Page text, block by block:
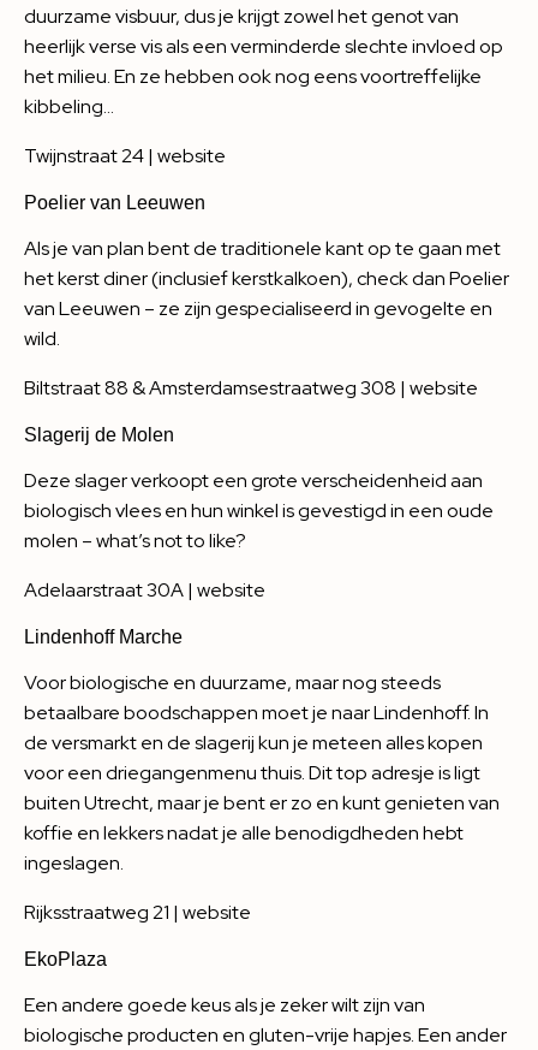
duurzame visbuur, dus je krijgt zowel het genot van
heerlijk verse vis als een verminderde slechte invloed op
het milieu. En ze hebben ook nog eens voortreffelijke
kibbeling…
Twijnstraat 24 | website
Poelier van Leeuwen
Als je van plan bent de traditionele kant op te gaan met
het kerst diner (inclusief kerstkalkoen), check dan Poelier
van Leeuwen – ze zijn gespecialiseerd in gevogelte en
wild.
Biltstraat 88 & Amsterdamsestraatweg 308 | website
Slagerij de Molen
Deze slager verkoopt een grote verscheidenheid aan
biologisch vlees en hun winkel is gevestigd in een oude
molen – what’s not to like?
Adelaarstraat 30A | website
Lindenhoff Marche
Voor biologische en duurzame, maar nog steeds
betaalbare boodschappen moet je naar Lindenhoff. In
de versmarkt en de slagerij kun je meteen alles kopen
voor een driegangenmenu thuis. Dit top adresje is ligt
buiten Utrecht, maar je bent er zo en kunt genieten van
koffie en lekkers nadat je alle benodigdheden hebt
ingeslagen.
Rijksstraatweg 21 | website
EkoPlaza
Een andere goede keus als je zeker wilt zijn van
biologische producten en gluten-vrije hapjes. Een ander